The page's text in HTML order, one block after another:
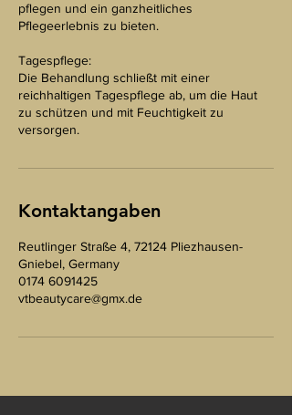
pflegen und ein ganzheitliches
Pflegeerlebnis zu bieten.
Tagespflege:
Die Behandlung schließt mit einer
reichhaltigen Tagespflege ab, um die Haut
zu schützen und mit Feuchtigkeit zu
versorgen.
Kontaktangaben
Reutlinger Straße 4, 72124 Pliezhausen-
Gniebel, Germany
0174 6091425
vtbeautycare@gmx.de